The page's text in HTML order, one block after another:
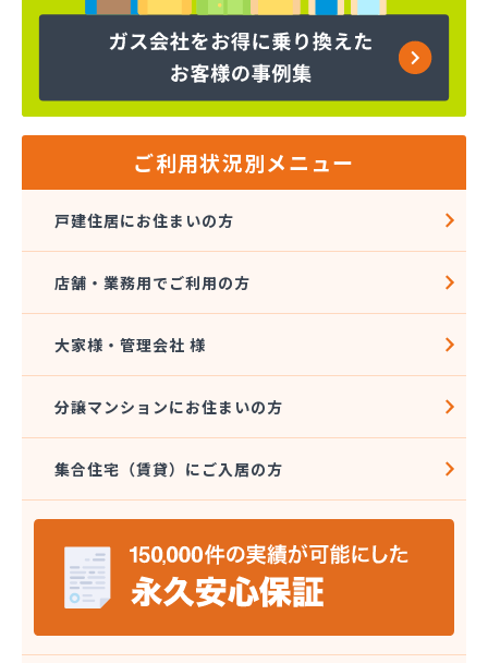
株式会社コープエナジー 足利営業所
株式会社コボリ・ガス
株式会社サイサン 宇都宮営業所
株式会社サイサン 今市営業所
株式会社サイサン 湯西川営業所
株式会社サイサン 物流管理
株式会社スガマタ
株式会社スミスケ
株式会社ミツウロコ 宇都宮オート営業所
株式会社ミツウロコ 宇都宮西部店
株式会社ミツウロコ 栃木支店
株式会社ミツウロコ 那須店
株式会社ミヤプロ
株式会社ミヤレン
株式会社ヤチネン
株式会社ヤマガス
株式会社稲葉商店
ご利用状況別メニュー
戸建住居にお住まいの方
店舗・業務用でご利用の方
大家様・管理会社 様
分譲マンションにお住まいの方
集合住宅（賃貸）にご入居の方